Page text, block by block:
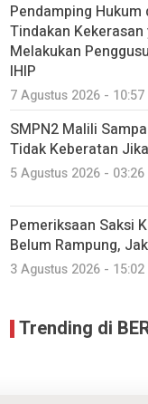
Pendamping
Tindakan
Melakukan
IHIP
7 Agustus 2026 - 10:57
SMPN2 Malili
Tidak Keberatan
5 Agustus 2026 - 03:26
Pemeriksaan Saksi
Belum Rampung,
3 Agustus 2026 - 15:02
Trending di